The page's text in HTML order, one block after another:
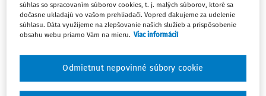
Celý odborný obsah z tejto oblasti je
dostupný predplatiteľom portálu.
Odomknite si prístup k odbornému
obsahu a získajte prístup na 10 dní
zdarma, stačí sa len zaregistrovať.
súhlas so spracovaním súborov cookies, t. j. malých súborov, ktoré sa
dočasne ukladajú vo vašom prehliadači. Vopred ďakujeme za udelenie
súhlasu. Dáta využijeme na zlepšovanie našich služieb a prispôsobenie
obsahu webu priamo Vám na mieru. Viac informácií
Odmietnut nepovinné súbory cookie